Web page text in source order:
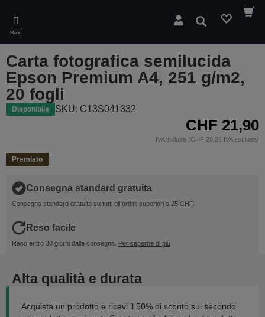
main
content
Menu
Cerca
Carta fotografica semilucida
Epson Premium A4, 251 g/m2,
20 fogli
Disponibile SKU: C13S041332
CHF 21,90
IVA inclusa (CHF 20,26 IVA esclusa)
Premiato
Consegna standard gratuita
Consegna standard gratuita su tutti gli ordini superiori a 25 CHF.
Reso facile
Reso entro 30 giorni dalla consegna. Per saperne di più
Alta qualità e durata
Acquista un prodotto e ricevi il 50% di sconto sul secondo